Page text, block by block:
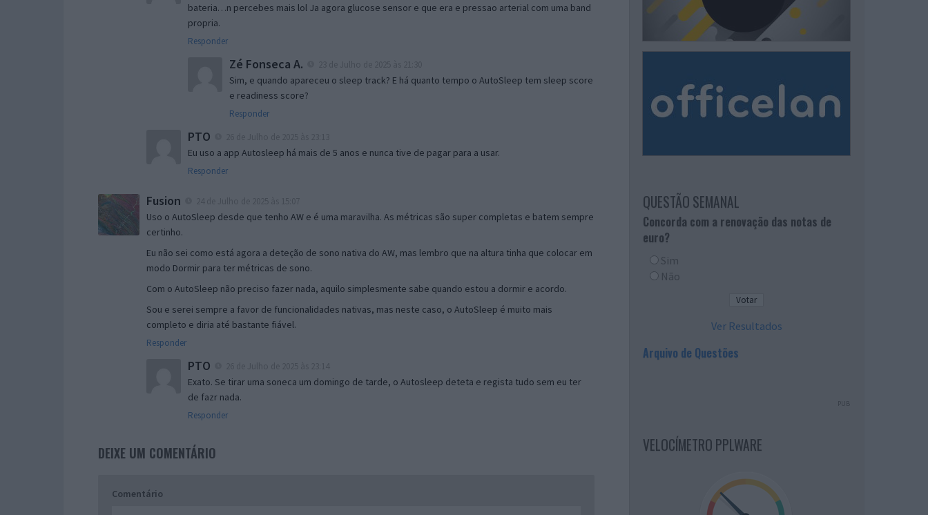
bateria…n percebes mais lol Ja agora glucose sensor e que era e pressao arterial com uma band
propria.
Responder
Zé Fonseca A.
Sim, e quando apareceu o sleep track? E há quanto tempo o AutoSleep tem sleep score
e readiness score?
Responder
PTO
Eu uso a app Autosleep há mais de 5 anos e nunca tive de pagar para a usar.
Responder
Fusion
Uso o AutoSleep desde que tenho AW e é uma maravilha. As métricas são super completas e batem sempre
certinho.
Eu não sei como está agora a deteção de sono nativa do AW, mas lembro que na altura tinha que colocar em
modo Dormir para ter métricas de sono.
Com o AutoSleep não preciso fazer nada, aquilo simplesmente sabe quando estou a dormir e acordo.
Sou e serei sempre a favor de funcionalidades nativas, mas neste caso, o AutoSleep é muito mais
completo e diria até bastante fiável.
Responder
PTO
Exato. Se tirar uma soneca um domingo de tarde, o Autosleep deteta e regista tudo sem eu ter
de fazr nada.
Responder
DEIXE UM COMENTÁRIO
Comentário
QUESTÃO SEMANAL
Concorda com a renovação das notas de
euro?
Sim
Não
Ver Resultados
Arquivo de Questões
PUB
VELOCÍMETRO PPLWARE